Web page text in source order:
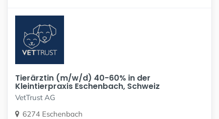
Tierärztin (m/w/d) 40-60% in der
Kleintierpraxis Eschenbach, Schweiz
VetTrust AG
6274 Eschenbach